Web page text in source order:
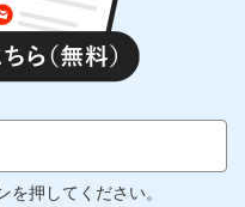
を押してください。